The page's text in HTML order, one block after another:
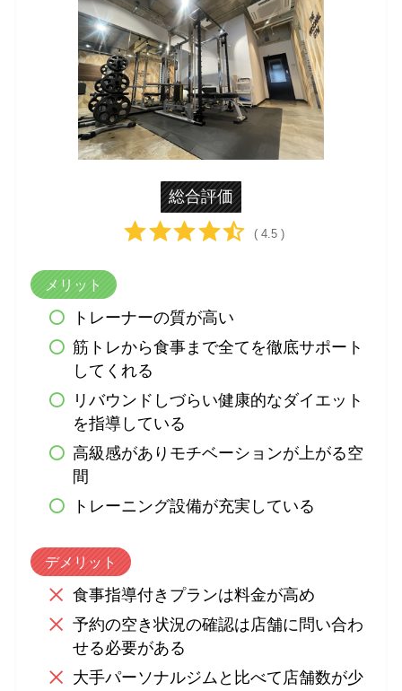
総合評価
( 4.5 )
メリット
トレーナーの質が高い
筋トレから食事まで全てを徹底サポート
してくれる
リバウンドしづらい健康的なダイエット
を指導している
高級感がありモチベーションが上がる空
間
トレーニング設備が充実している
デメリット
食事指導付きプランは料金が高め
予約の空き状況の確認は店舗に問い合わ
せる必要がある
大手パーソナルジムと比べて店舗数が少